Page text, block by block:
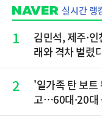
실시간 랭
1
김민석, 제주·
래와 격차 벌렸
2
'일가족 탄 보트
고…60대·20대